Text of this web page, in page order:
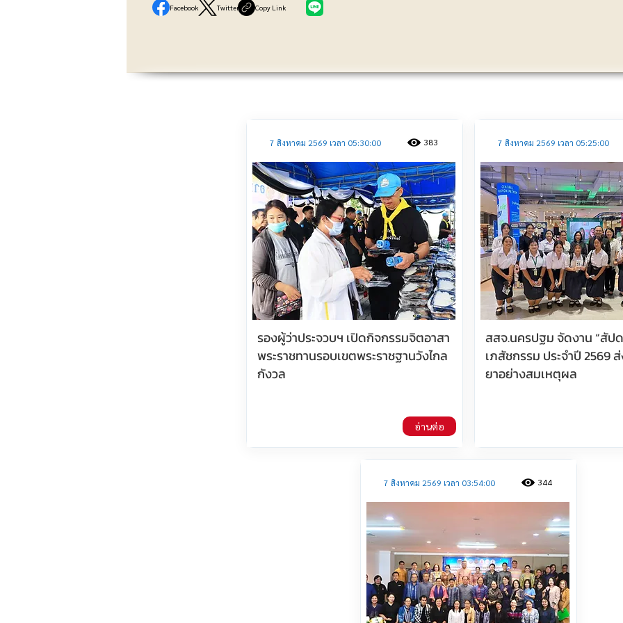
Facebook Twitter Copy Link
ประชาสัมพันธ์
7 สิงหาคม 2569 เวลา 05:30:00
รองผู้ว่าประจวบฯ เปิดกิจกรรมจิตอาสา
พระราชทานรอบเขตพระราชฐานวังไกล
กังวล
383
อ่านต่อ
7 สิงหาคม 2569 เวลา 05:25:00
สสจ.นครปฐม จัดงาน “สัป
เภสัชกรรม ประจำปี 2569
ยาอย่างสมเหตุผล
7 สิงหาคม 2569 เวลา 03:54:00 344